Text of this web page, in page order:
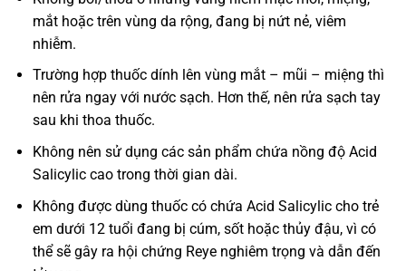
mắt hoặc trên vùng da rộng, đang bị nứt nẻ, viêm
nhiễm.
Trường hợp thuốc dính lên vùng mắt – mũi – miệng thì
nên rửa ngay với nước sạch. Hơn thế, nên rửa sạch tay
sau khi thoa thuốc.
Không nên sử dụng các sản phẩm chứa nồng độ Acid
Salicylic cao trong thời gian dài.
Không được dùng thuốc có chứa Acid Salicylic cho trẻ
em dưới 12 tuổi đang bị cúm, sốt hoặc thủy đậu, vì có
thể sẽ gây ra hội chứng Reye nghiêm trọng và dẫn đến